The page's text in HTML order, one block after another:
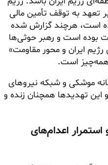
تعهد به توقف تأمین مالی
است، هرچند گزارش شده
بوده است و رهبر حوثی‌ها
ایران و محور مقاومت»
همه‌چیز است.
موشکی و شبکه نیروهای
این تهدیدها همچنان زنده و
اعدام‌های